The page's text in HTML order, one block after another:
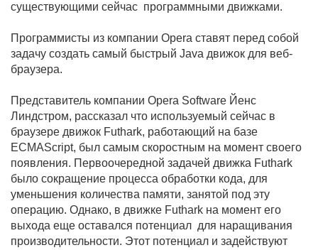
существующими сейчас программными движками.
Программисты из компании Opera ставят перед собой
задачу создать самый быстрый Java движок для веб-
браузера.
Представитель компании Opera Software Йенс
Линдстром, рассказал что используемый сейчас в
браузере движок Futhark, работающий на базе
ECMAScript, был самым скоростным на момент своего
появления. Первоочередной задачей движка Futhark
было сокращение процесса обработки кода, для
уменьшения количества памяти, занятой под эту
операцию. Однако, в движке Futhark на момент его
выхода еще оставался потенциал для наращивания
производительности. Этот потенциал и задействуют